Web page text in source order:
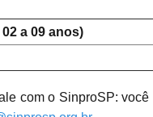
a 09 anos)
com o SinproSP: